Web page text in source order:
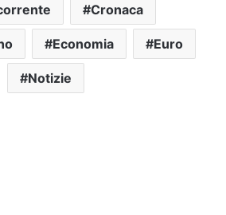
Cronaca
Economia Euro
Notizie